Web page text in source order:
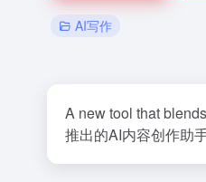
AI写作
A new tool that
推出的AI内容创作助